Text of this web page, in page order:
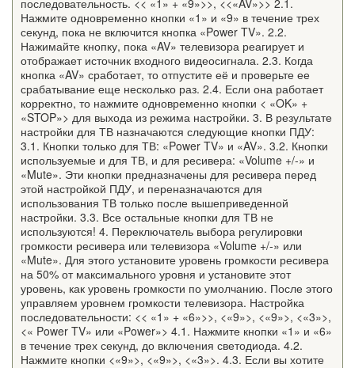
последовательность. << «1» + «9»>>, <<«AV»>> 2.1.
Нажмите одновременно кнопки «1» и «9» в течение трех
секунд, пока не включится кнопка «Power TV». 2.2.
Нажимайте кнопку, пока «AV» телевизора реагирует и
отображает источник входного видеосигнала. 2.3. Когда
кнопка «AV» сработает, то отпустите её и проверьте ее
срабатывание еще несколько раз. 2.4. Если она работает
корректно, то нажмите одновременно кнопки < «OK» +
«STOP»> для выхода из режима настройки. 3. В результате
настройки для ТВ назначаются следующие кнопки ПДУ:
3.1. Кнопки только для ТВ: «Power TV» и «AV». 3.2. Кнопки
используемые и для ТВ, и для ресивера: «Volume +/-» и
«Mute». Эти кнопки предназначены для ресивера перед
этой настройкой ПДУ, и переназначаются для
использования ТВ только после вышеприведенной
настройки. 3.3. Все остальные кнопки для ТВ не
используются! 4. Переключатель выбора регулировки
громкости ресивера или телевизора «Volume +/-» или
«Mute». Для этого установите уровень громкости ресивера
на 50% от максимального уровня и установите этот
уровень, как уровень громкости по умолчанию. После этого
управляем уровнем громкости телевизора. Настройка
последовательности: << «1» + «6»>>, <«9»>, <«9»>, <«3»>,
<« Power TV» или «Power»> 4.1. Нажмите кнопки «1» и «6»
в течение трех секунд, до включения светодиода. 4.2.
Нажмите кнопки <«9»>, <«9»>, <«3»>. 4.3. Если вы хотите